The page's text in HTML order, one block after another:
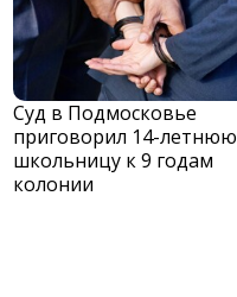
Суд в Подмосковье
приговорил 14-летнюю
школьницу к 9 годам
колонии